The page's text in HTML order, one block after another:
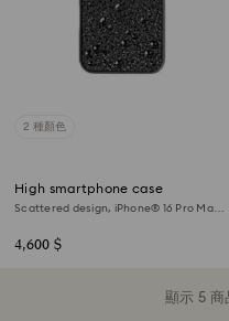
2 種顏色
High smartphone case
Scattered design, iPhone® 16 Pro Max,
4,600 $
顯示 5 商